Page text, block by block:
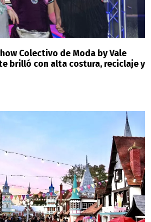
Colectivo de Moda by Vale
brilló con alta costura, reciclaje y